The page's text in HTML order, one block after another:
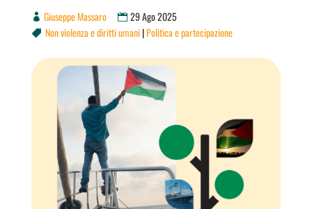
Giuseppe Massaro 29 Ago 2025
 Non violenza e diritti umani|Politica e partecipazione